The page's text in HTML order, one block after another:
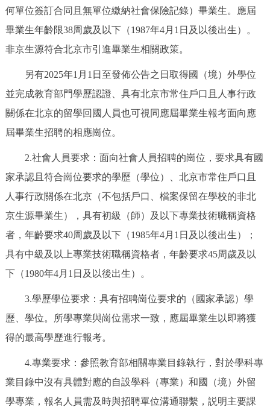
何單位簽訂合同且無單位繳納社會保險記錄）畢業生。應屆
畢業生年齡限38周歲及以下（1987年4月1日及以後出生）。
非京生源符合北京市引進畢業生相關政策。
另有2025年1月1日至發佈公告之日取得國（境）外學位
並完成教育部門學歷認證、具有北京市常住戶口且人事行政
關係在北京的留學回國人員也可視同應屆畢業生報考面向應
屆畢業生招聘的相應崗位。
2.社會人員要求：面向社會人員招聘的崗位，要求具有國
家承認且符合崗位要求的學歷（學位）、北京市常住戶口且
人事行政關係在北京（不包括戶口、檔案保留在學校的非北
京生源畢業生），具有初級（師）及以下專業技術職稱資格
者，年齡要求40周歲及以下（1985年4月1日及以後出生）；
具有中級及以上專業技術職稱資格者，年齡要求45周歲及以
下（1980年4月1日及以後出生）。
3.學歷學位要求：具有招聘崗位要求的（國家承認）學
歷、學位。所學專業與崗位需求一致，應屆畢業生以即將獲
得的最高學歷進行報考。
4.專業要求：參照教育部相關專業目錄執行，對於學科專
業目錄中沒有具體對應的自設學科（專業）和國（境）外留
學專業，報名人員需及時與招聘單位溝通聯繫，説明主要課